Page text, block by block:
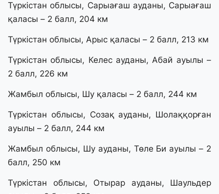
Түркістан облысы, Сарыағаш ауданы, Сарыағаш
қаласы – 2 балл, 204 км
Түркістан облысы, Арыс қаласы – 2 балл, 213 км
Түркістан облысы, Келес ауданы, Абай ауылы –
2 балл, 226 км
Жамбыл облысы, Шу қаласы – 2 балл, 244 км
Түркістан облысы, Созақ ауданы, Шолаққорған
ауылы – 2 балл, 244 км
Жамбыл облысы, Шу ауданы, Төле Би ауылы – 2
балл, 250 км
Түркістан облысы, Отырар ауданы, Шаульдер